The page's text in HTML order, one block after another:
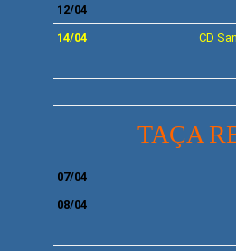
12/04
14/04 CD
TAÇA
07/04
08/04